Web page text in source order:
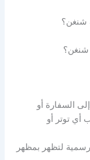
شنغن؟
شنغن؟
السفارة أو
أي توتر أو
لتظهر بمظهر